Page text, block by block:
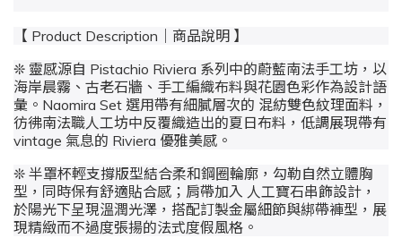
【 Product Description｜商品說明 】
❊ 靈感源自 Pistachio Riviera 系列中的蔚藍南法手工坊，以
海岸晨霧、古老石牆、手工編織布料與花園色彩作為設計語
彙。 Naomira Set 選用帶有細膩層次的 混紡雙色紋理面料 ，
彷彿南法職人工坊中反覆織造出的夏日布料，低調展現帶有
vintage 氣息的 Riviera 優雅美感。
❊ 半罩杯輕支撐版型結合柔和鋼圈輪廓，勾勒自然立體胸
型，同時保有舒適貼合感；肩帶加入 人工寶石串飾設計 ，
於陽光下呈現溫潤光澤，搭配訂製金屬細節與綁帶褲型，展
現精緻而不過度張揚的法式度假風格。